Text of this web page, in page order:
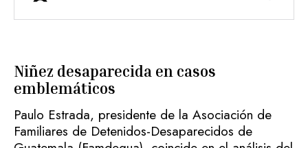
Niñez desaparecida en casos
emblemáticos
Paulo Estrada, presidente de la Asociación de
Familiares de Detenidos-Desaparecidos de